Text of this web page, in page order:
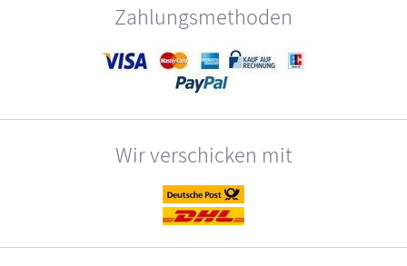
Zahlungsmethoden
Wir verschicken mit